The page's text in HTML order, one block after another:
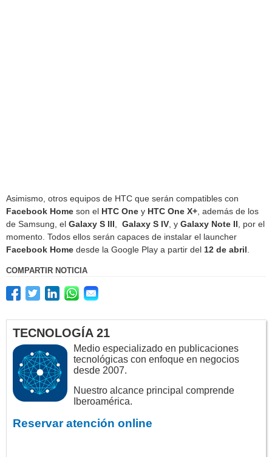
Asimismo, otros equipos de HTC que serán compatibles con
Facebook Home son el HTC One y HTC One X+ , además de los
de Samsung, el Galaxy S III Galaxy S IV , y Galaxy Note II , por el
momento. Todos ellos serán capaces de instalar el launcher
Facebook Home desde la Google Play a partir del 12 de abril
COMPARTIR NOTICIA
TECNOLOGÍA 21
Medio especializado en publicaciones
tecnológicas con enfoque en negocios
desde 2007.
Nuestro alcance principal comprende
Iberoamérica.
Reservar atención online